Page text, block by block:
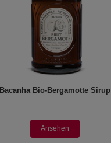
Bacanha Bio-Bergamotte Sirup
Ansehen